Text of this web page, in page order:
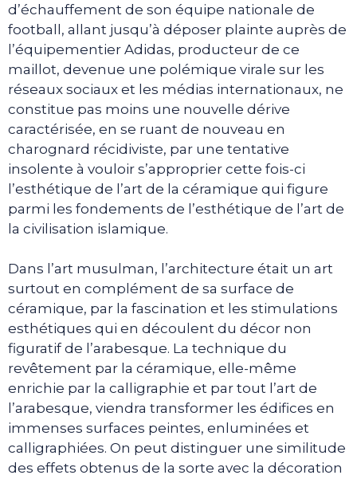
d’échauffement de son équipe nationale de
football, allant jusqu’à déposer plainte auprès de
l’équipementier Adidas, producteur de ce
maillot, devenue une polémique virale sur les
réseaux sociaux et les médias internationaux, ne
constitue pas moins une nouvelle dérive
caractérisée, en se ruant de nouveau en
charognard récidiviste, par une tentative
insolente à vouloir s’approprier cette fois-ci
l’esthétique de l’art de la céramique qui figure
parmi les fondements de l’esthétique de l’art de
la civilisation islamique.
Dans l’art musulman, l’architecture était un art
surtout en complément de sa surface de
céramique, par la fascination et les stimulations
esthétiques qui en découlent du décor non
figuratif de l’arabesque. La technique du
revêtement par la céramique, elle-même
enrichie par la calligraphie et par tout l’art de
l’arabesque, viendra transformer les édifices en
immenses surfaces peintes, enluminées et
calligraphiées. On peut distinguer une similitude
des effets obtenus de la sorte avec la décoration